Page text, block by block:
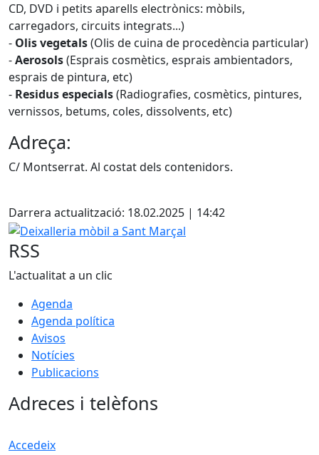
CD, DVD i petits aparells electrònics: mòbils,
carregadors, circuits integrats...)
- Olis vegetals(Olis de cuina de procedència particular)
-Aerosols(Esprais cosmètics, esprais ambientadors,
esprais de pintura, etc)
- Residus especials(Radiografies, cosmètics, pintures,
vernissos, betums, coles, dissolvents, etc)
Adreça:
C/ Montserrat. Al costat dels contenidors.
Darrera actualització: 18.02.2025 | 14:42
Deixalleria mòbil a Sant Marçal
RSS
L'actualitat a un clic
Agenda
Agenda política
Avisos
Notícies
Publicacions
Adreces i telèfons
Accedeix